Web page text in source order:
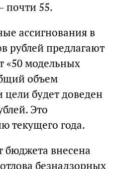
почти 55.
ассигнования в
рублей предлагают
«50 модельных
объем
цели будет доведен
Это
текущего года.
бюджета внесена
безнадзорных